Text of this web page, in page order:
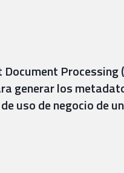
Processing
generar los
uso de negocio de